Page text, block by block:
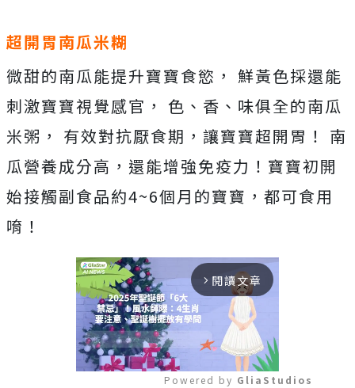
超開胃南瓜米糊
微甜的南瓜能提升寶寶食慾， 鮮黃色採還能
刺激寶寶視覺感官， 色、香、味俱全的南瓜
米粥， 有效對抗厭食期，讓寶寶超開胃！ 南
瓜營養成分高，還能增強免疫力！寶寶初開
始接觸副食品約4~6個月的寶寶，都可食用
唷！
arrow_forward_ios 閱讀文章
Powered by GliaStudios